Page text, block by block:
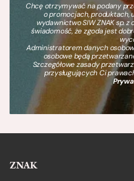
Chcę otrzymywać na podany
o promocjach, produktach,
wydawnictwo SIW ZNAK sp. z
świadomość, że zgoda jest
Administratorem danych
osobowe będą
Szczegółowe zasady
przysługujących Ci
ZNAK